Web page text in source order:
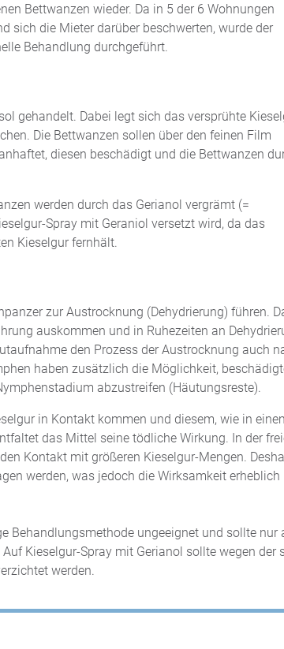
Bettwanzen wieder. Da in 5 der 6 Wohnungen
sich die Mieter darüber beschwerten, wurde der
Behandlung durchgeführt.
gehandelt. Dabei legt sich das versprühte
Die Bettwanzen sollen über den feinen Film
diesen beschädigt und die Bettwanzen
werden durch das Gerianol vergrämt (=
Spray mit Geraniol versetzt wird, da das
Kieselgur fernhält.
zur Austrocknung (Dehydrierung) führen.
auskommen und in Ruhezeiten an
den Prozess der Austrocknung auch
haben zusätzlich die Möglichkeit,
abzustreifen (Häutungsreste).
in Kontakt kommen und diesem, wie in
das Mittel seine tödliche Wirkung. In der
Kontakt mit größeren Kieselgur-Mengen.
werden, was jedoch die Wirksamkeit erheblich
Behandlungsmethode ungeeignet und sollte nur
Kieselgur-Spray mit Gerianol sollte wegen der
werden.